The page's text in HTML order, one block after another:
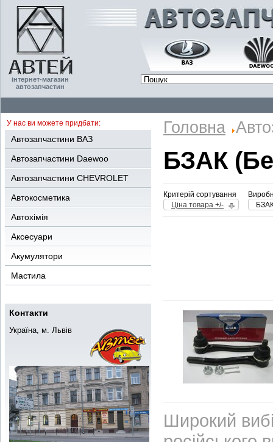
інтернет-магазин
автозапчастин
У нас ви можете придбати:
Автозапчастини ВАЗ
Автозапчастини Daewoo
Автозапчастини CHEVROLET
Автокосметика
Автохімія
Аксесуари
Акумулятори
Мастила
Контакти
Україна, м. Львів
Головна
БЗАК
Критерій сортування
Ціна товара +/-
Широкий